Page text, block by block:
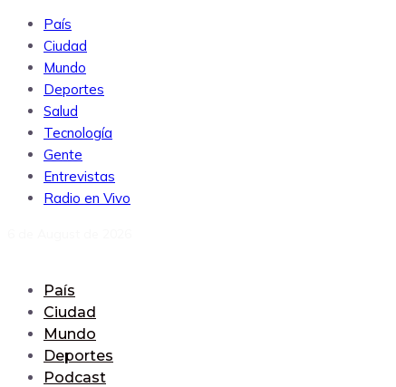
País
Ciudad
Mundo
Deportes
Salud
Tecnología
Gente
Entrevistas
Radio en Vivo
País
Ciudad
Mundo
Deportes
Podcast